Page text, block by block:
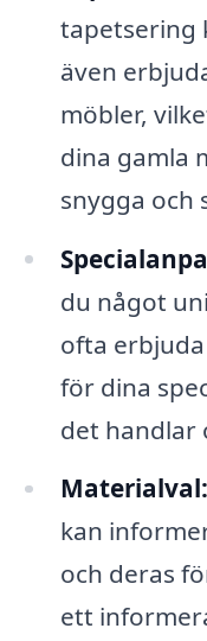
tapetsering
även
möbler,
dina gamla
snygga och
du något
ofta
för dina
det handlar
Materialval:
kan
och deras
ett